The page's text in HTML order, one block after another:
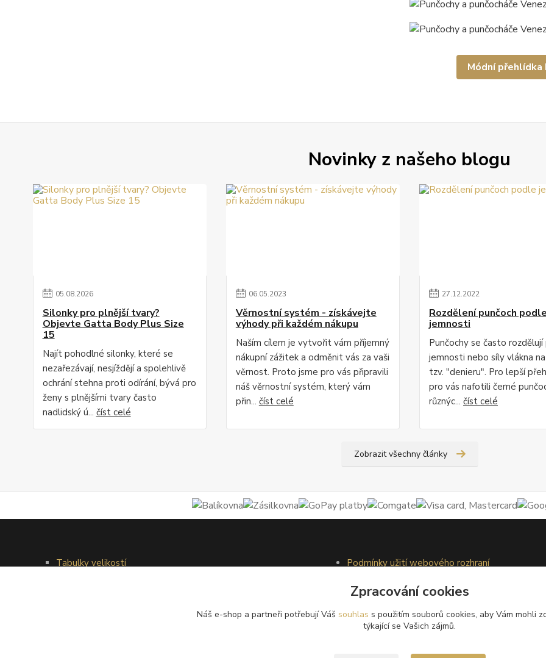
Módní přehlídka
Novinky z našeho blogu
05.08.2026
Silonky pro plnější tvary?
Objevte Gatta Body Plus Size
15
Najít pohodlné silonky, které se
nezařezávají, nesjíždějí a spolehlivě
ochrání stehna proti odírání, bývá pro
ženy s plnějšími tvary často
nadlidský ú... číst celé
06.05.2023
Věrnostní systém - získávejte
výhody při každém nákupu
Naším cílem je vytvořit vám příjemný
nákupní zážitek a odměnit vás za vaši
věrnost. Proto jsme pro vás připravili
náš věrnostní systém, který vám
přin... číst celé
27.12.2022
Rozdělení punčoch
jemnosti
Punčochy se často
jemnosti nebo síly vlákna
tzv. "denieru". Pro lepší
pro vás nafotili černé
různýc... číst celé
Zobrazit všechny články
Tabulky velikostí
Podmínky užití webového rozhraní
Ochrana osobních údajů
Zpracování cookies
Náš e-shop a partneři potřebují Váš souhlas s použitím souborů cookies, aby Vám mohli
týkající se Vašich zájmů.